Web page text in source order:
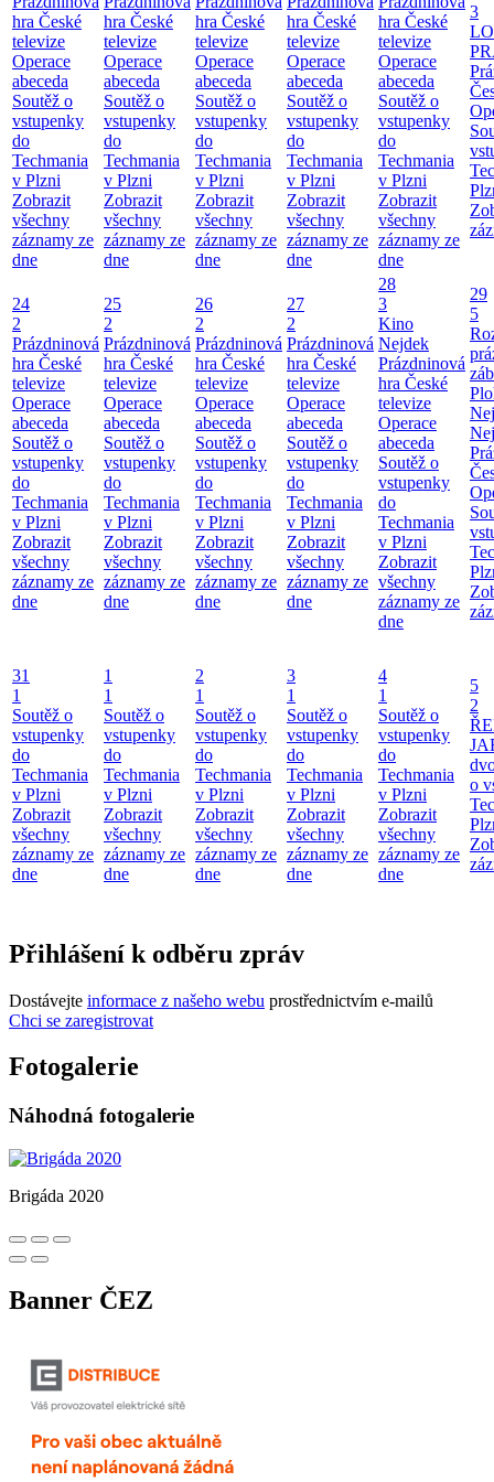
hra České
televize
Operace
abeceda
Soutěž o
vstupenky
do
Techmania
v Plzni
Zobrazit
všechny
záznamy ze
dne
hra České
televize
Operace
abeceda
Soutěž o
vstupenky
do
Techmania
v Plzni
Zobrazit
všechny
záznamy ze
dne
hra České
televize
Operace
abeceda
Soutěž o
vstupenky
do
Techmania
v Plzni
Zobrazit
všechny
záznamy ze
dne
hra České
televize
Operace
abeceda
Soutěž o
vstupenky
do
Techmania
v Plzni
Zobrazit
všechny
záznamy ze
dne
hra České
televize
Operace
abeceda
Soutěž o
vstupenky
do
Techmania
v Plzni
Zobrazit
všechny
záznamy ze
dne
3
24
2
Prázdninová
hra České
televize
Operace
abeceda
Soutěž o
vstupenky
do
Techmania
v Plzni
Zobrazit
všechny
záznamy ze
dne
25
2
Prázdninová
hra České
televize
Operace
abeceda
Soutěž o
vstupenky
do
Techmania
v Plzni
Zobrazit
všechny
záznamy ze
dne
26
2
Prázdninová
hra České
televize
Operace
abeceda
Soutěž o
vstupenky
do
Techmania
v Plzni
Zobrazit
všechny
záznamy ze
dne
27
2
Prázdninová
hra České
televize
Operace
abeceda
Soutěž o
vstupenky
do
Techmania
v Plzni
Zobrazit
všechny
záznamy ze
dne
28
3
Kino
Nejdek
Prázdninová
hra České
televize
Operace
abeceda
Soutěž o
vstupenky
do
Techmania
v Plzni
Zobrazit
všechny
záznamy ze
dne
29
5
31
1
Soutěž o
vstupenky
do
Techmania
v Plzni
Zobrazit
všechny
záznamy ze
dne
1
1
Soutěž o
vstupenky
do
Techmania
v Plzni
Zobrazit
všechny
záznamy ze
dne
2
1
Soutěž o
vstupenky
do
Techmania
v Plzni
Zobrazit
všechny
záznamy ze
dne
3
1
Soutěž o
vstupenky
do
Techmania
v Plzni
Zobrazit
všechny
záznamy ze
dne
4
1
Soutěž o
vstupenky
do
Techmania
v Plzni
Zobrazit
všechny
záznamy ze
dne
5
2
o
Přihlášení k odběru zpráv
Dostávejte informace z našeho webu prostřednictvím e-mailů
Chci se zaregistrovat
Fotogalerie
Náhodná fotogalerie
Brigáda 2020
Banner ČEZ